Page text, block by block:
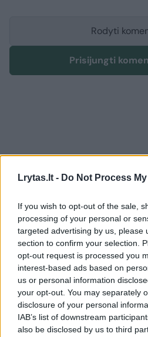
Lrytas.lt - Do Not Process
If you wish to opt-out of the sale,
processing of your personal or
targeted advertising by us, please
section to confirm your selection.
opt-out request is processed you
interest-based ads based on
us or personal information
your opt-out. You may separately
disclosure of your personal
IAB’s list of downstream
also be disclosed by us to third
Rodyti
Prisijungti
Sportas Krepšinis
Mirė penkiskart
čempionas D.